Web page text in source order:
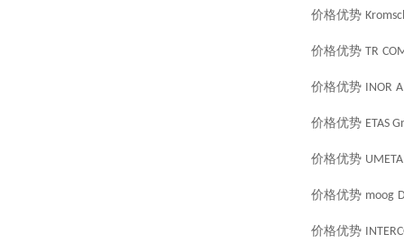
价格优势
价格优势 TR
价格优势 INOR
价格优势 ETAS
价格优势 UMETA
价格优势 moog
价格优势